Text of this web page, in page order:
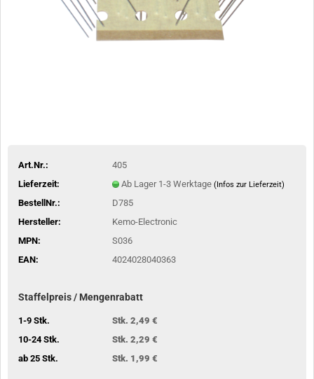
Art.Nr.:
405
Lieferzeit:
Ab Lager 1-3 Werktage (Infos zur Lieferzeit)
BestellNr.:
D785
Hersteller:
Kemo-Electronic
MPN:
S036
EAN:
4024028040363
Staffelpreis / Mengenrabatt
1-9 Stk.
Stk. 2,49 €
10-24 Stk.
Stk. 2,29 €
ab 25 Stk.
Stk. 1,99 €